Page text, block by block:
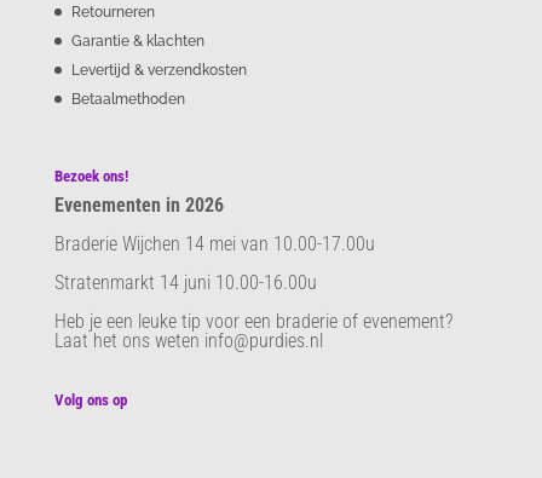
Retourneren
Garantie & klachten
Levertijd & verzendkosten
Betaalmethoden
Bezoek ons!
Evenementen in 2026
Braderie Wijchen 14 mei van 10.00-17.00u
Stratenmarkt 14 juni 10.00-16.00u
Heb je een leuke tip voor een braderie of evenement?
Laat het ons weten info@purdies.nl
Volg ons op